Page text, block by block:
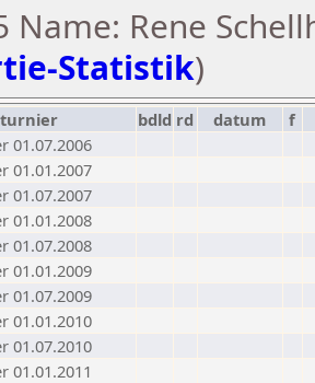
Name: Rene
Statistik)
turnier bdld rd datum
f
01.07.2006
01.01.2007
01.07.2007
01.01.2008
01.07.2008
01.01.2009
01.07.2009
01.01.2010
01.07.2010
01.01.2011